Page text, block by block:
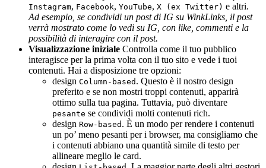
Instagram, Facebook, YouTube, X (ex Twitter) e altri.
Ad esempio, se condividi un post di IG su WinkLinks, il post
verrà mostrato come lo vedi su IG, con like, commenti e la
possibilità di interagire con il post.
Visualizzazione iniziale Controlla come il tuo pubblico
interagisce per la prima volta con il tuo sito e vede i tuoi
contenuti. Hai a disposizione tre opzioni:
design Column-based . Questo è il nostro design
preferito e se non mostri troppi contenuti, apparirà
ottimo sulla tua pagina. Tuttavia, può diventare
pesante se condividi molti contenuti rich.
design Row-based . È un modo per rendere i contenuti
un po’ meno pesanti per i browser, ma consigliamo che
i contenuti abbiano una quantità simile di testo per
allineare meglio le card.